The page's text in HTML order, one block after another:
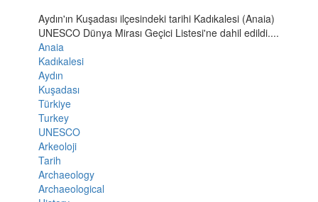
Aydın'ın Kuşadası ilçesindeki tarihi Kadıkalesi (Anaia)
UNESCO Dünya Mirası Geçici Listesi'ne dahil edildi....
Anaia
Kadıkalesi
Aydın
Kuşadası
Türkiye
Turkey
UNESCO
Arkeoloji
Tarih
Archaeology
Archaeological